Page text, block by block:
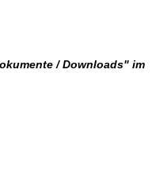
/ Downloads" im